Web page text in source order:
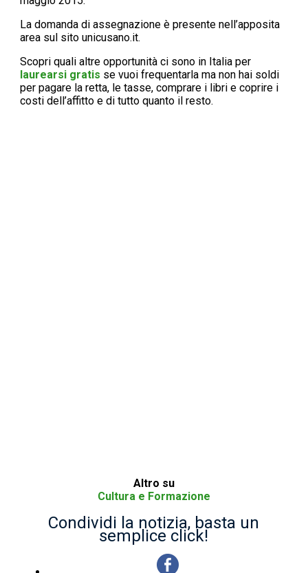
La domanda di assegnazione è presente nell’apposita
area sul sito unicusano.it.
Scopri quali altre opportunità ci sono in Italia per
laurearsi gratis se vuoi frequentarla ma non hai soldi
per pagare la retta, le tasse, comprare i libri e coprire i
costi dell’affitto e di tutto quanto il resto.
Altro su
Cultura e Formazione
Condividi la notizia, basta un
semplice click!